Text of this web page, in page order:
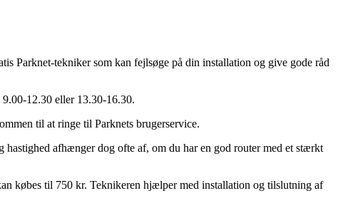
Parknet-tekniker som kan fejlsøge på din installation og give gode råd
12.30 eller 13.30-16.30.
til at ringe til Parknets brugerservice.
afhænger dog ofte af, om du har en god router med et stærkt
købes til 750 kr. Teknikeren hjælper med installation og tilslutning af